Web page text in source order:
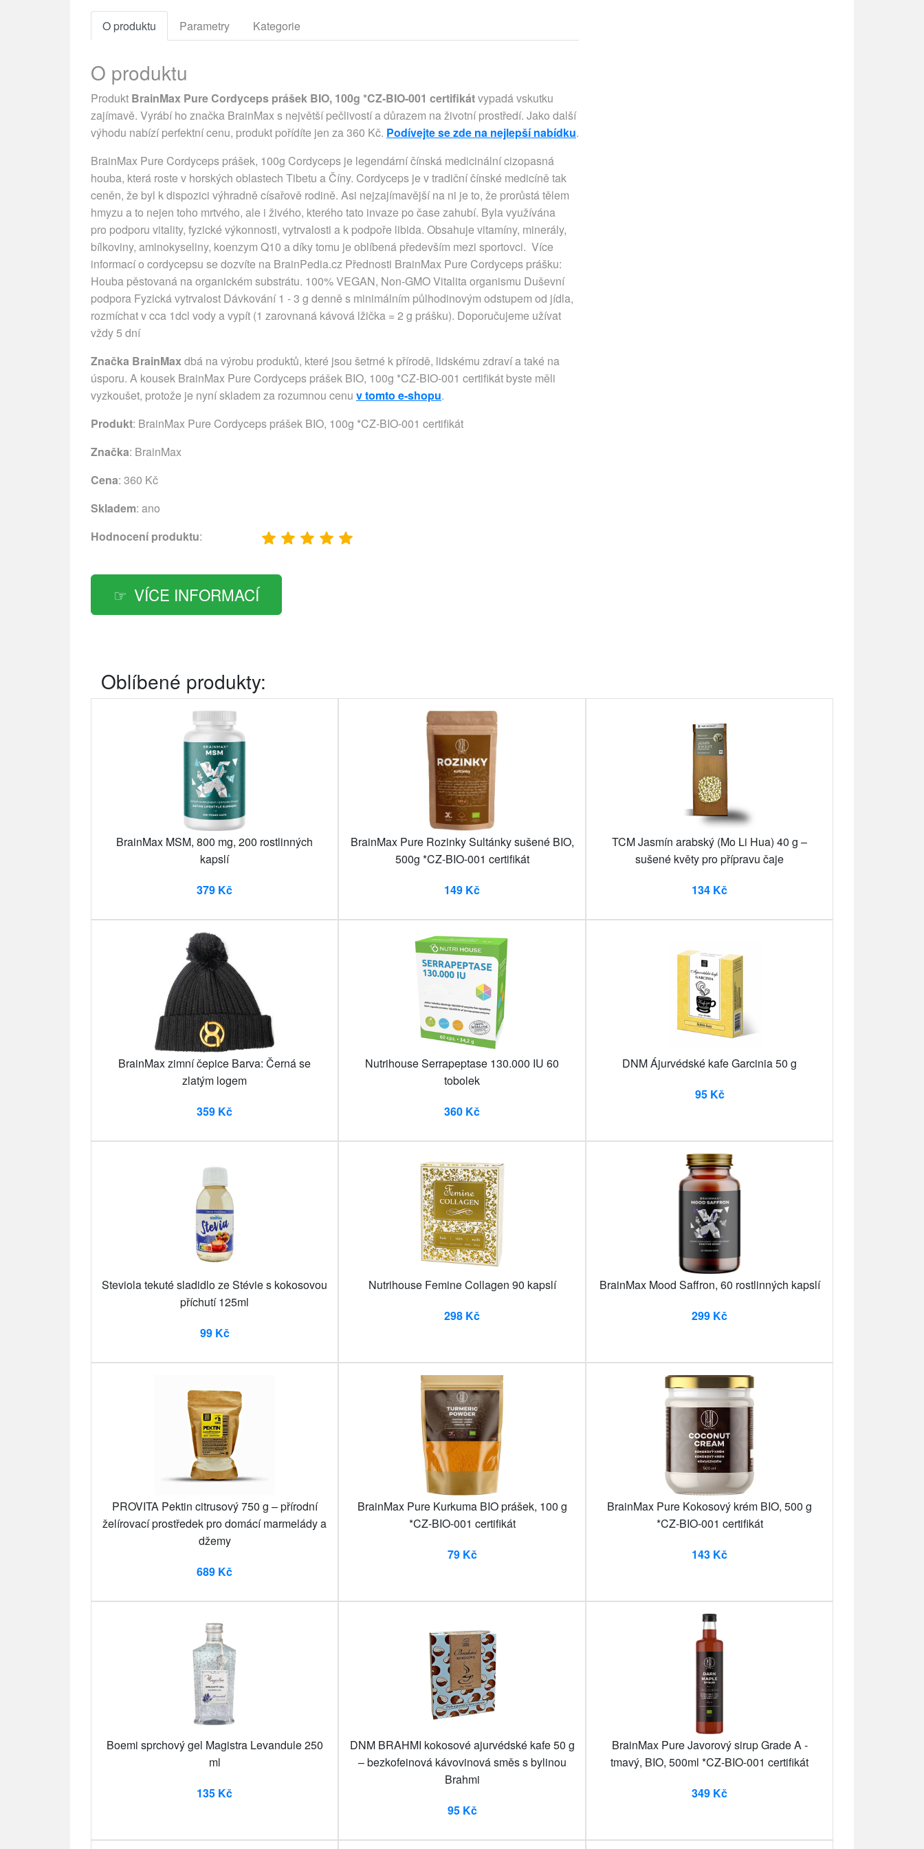
O produktu Parametry Kategorie
O produktu
Produkt BrainMax Pure Cordyceps prášek BIO, 100g *CZ-BIO-001 certifikátvypadá vskutku
zajímavě. Vyrábí ho značka BrainMax s největší pečlivostí a důrazem na životní prostředí. Jako další
výhodu nabízí perfektní cenu, produkt pořídíte jen za 360 Kč. Podívejte se zde na nejlepší nabídku.
BrainMax Pure Cordyceps prášek, 100g Cordyceps je legendární čínská medicinální cizopasná
houba, která roste v horských oblastech Tibetu a Číny. Cordyceps je v tradiční čínské medicíně tak
ceněn, že byl k dispozici výhradně císařově rodině. Asi nejzajímavější na ni je to, že prorůstá tělem
hmyzu a to nejen toho mrtvého, ale i živého, kterého tato invaze po čase zahubí. Byla využívána
pro podporu vitality, fyzické výkonnosti, vytrvalosti a k podpoře libida. Obsahuje vitamíny, minerály,
bílkoviny, aminokyseliny, koenzym Q10 a díky tomu je oblíbená především mezi sportovci. Více
informací o cordycepsu se dozvíte na BrainPedia.cz Přednosti BrainMax Pure Cordyceps prášku:
Houba pěstovaná na organickém substrátu. 100% VEGAN, Non-GMO Vitalita organismu Duševní
podpora Fyzická vytrvalost Dávkování 1 - 3 g denně s minimálním půlhodinovým odstupem od jídla,
rozmíchat v cca 1dcl vody a vypít (1 zarovnaná kávová lžička = 2 g prášku). Doporučujeme užívat
vždy 5 dní
Značka BrainMaxdbá na výrobu produktů, které jsou šetrné k přírodě, lidskému zdraví a také na
úsporu. A kousek BrainMax Pure Cordyceps prášek BIO, 100g *CZ-BIO-001 certifikát byste měli
vyzkoušet, protože je nyní skladem za rozumnou cenu v tomto e-shopu.
Produkt: BrainMax Pure Cordyceps prášek BIO, 100g *CZ-BIO-001 certifikát
Značka: BrainMax
Cena: 360 Kč
Skladem: ano
Hodnocení produktu:
VÍCE INFORMACÍ
Oblíbené produkty:
BrainMax MSM, 800 mg, 200 rostlinných
kapslí
379 Kč
BrainMax Pure Rozinky Sultánky sušené BIO,
500g *CZ-BIO-001 certifikát
149 Kč
TCM Jasmín arabský (Mo Li Hua) 40 g –
sušené květy pro přípravu čaje
134 Kč
BrainMax zimní čepice Barva: Černá se
zlatým logem
359 Kč
Nutrihouse Serrapeptase 130.000 IU 60
tobolek
360 Kč
DNM Ájurvédské kafe Garcinia 50 g
95 Kč
Steviola tekuté sladidlo ze Stévie s kokosovou
příchutí 125ml
99 Kč
Nutrihouse Femine Collagen 90 kapslí
298 Kč
BrainMax Mood Saffron, 60 rostlinných kapslí
299 Kč
PROVITA Pektin citrusový 750 g – přírodní
želírovací prostředek pro domácí marmelády a
džemy
689 Kč
BrainMax Pure Kurkuma BIO prášek, 100 g
*CZ-BIO-001 certifikát
79 Kč
BrainMax Pure Kokosový krém BIO, 500 g
*CZ-BIO-001 certifikát
143 Kč
Boemi sprchový gel Magistra Levandule 250
ml
135 Kč
DNM BRAHMI kokosové ajurvédské kafe 50 g
– bezkofeinová kávovinová směs s bylinou
Brahmi
95 Kč
BrainMax Pure Javorový sirup Grade A -
tmavý, BIO, 500ml *CZ-BIO-001 certifikát
349 Kč